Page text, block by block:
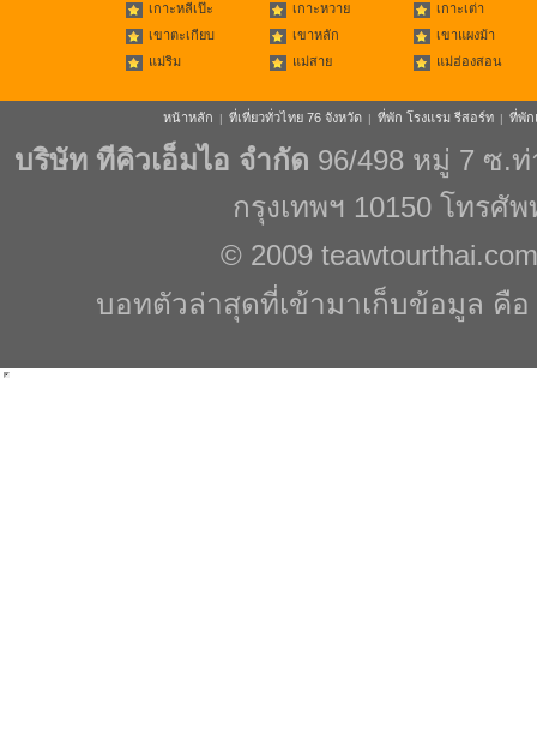
เกาะหลีเป๊ะ
เกาะหวาย
เกาะเต่า
เขาตะเกียบ
เขาหลัก
เขาแผงม้า
แม่ริม
แม่สาย แม่ฮ่องสอน
หน้าหลัก | ที่เที่ยวทั่วไทย 76 จังหวัด | ที่พัก โรงแรม รีสอร์ท | ที่พัก
บริษัท ทีคิวเอ็มไอ จำกัด 96/498 หมู่ 7 ซ.
กรุงเทพฯ 10150 โทรศั
© 2009 teawtourthai.com
บอทตัวล่าสุดที่เข้ามาเก็บข้อมูล คือ